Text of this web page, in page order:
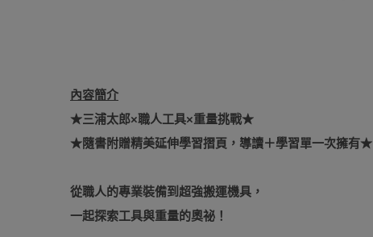
內容簡介
★三浦太郎×職人工具×重量挑戰★
★隨書附贈精美延伸學習摺頁，導讀＋學習單一次擁有★
從職人的專業裝備到超強搬運機具，
一起探索工具與重量的奧祕！